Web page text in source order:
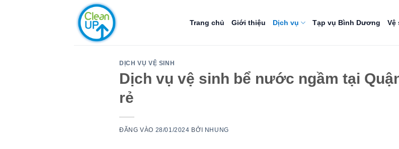
Trang chủ Giới thiệu Dịch vụ Tạp vụ Bình Dương Vệ
DỊCH VỤ VỆ SINH
Dịch vụ vệ sinh bể nước ngầm tại
rẻ
ĐĂNG VÀO 28/01/2024 BỞI NHUNG